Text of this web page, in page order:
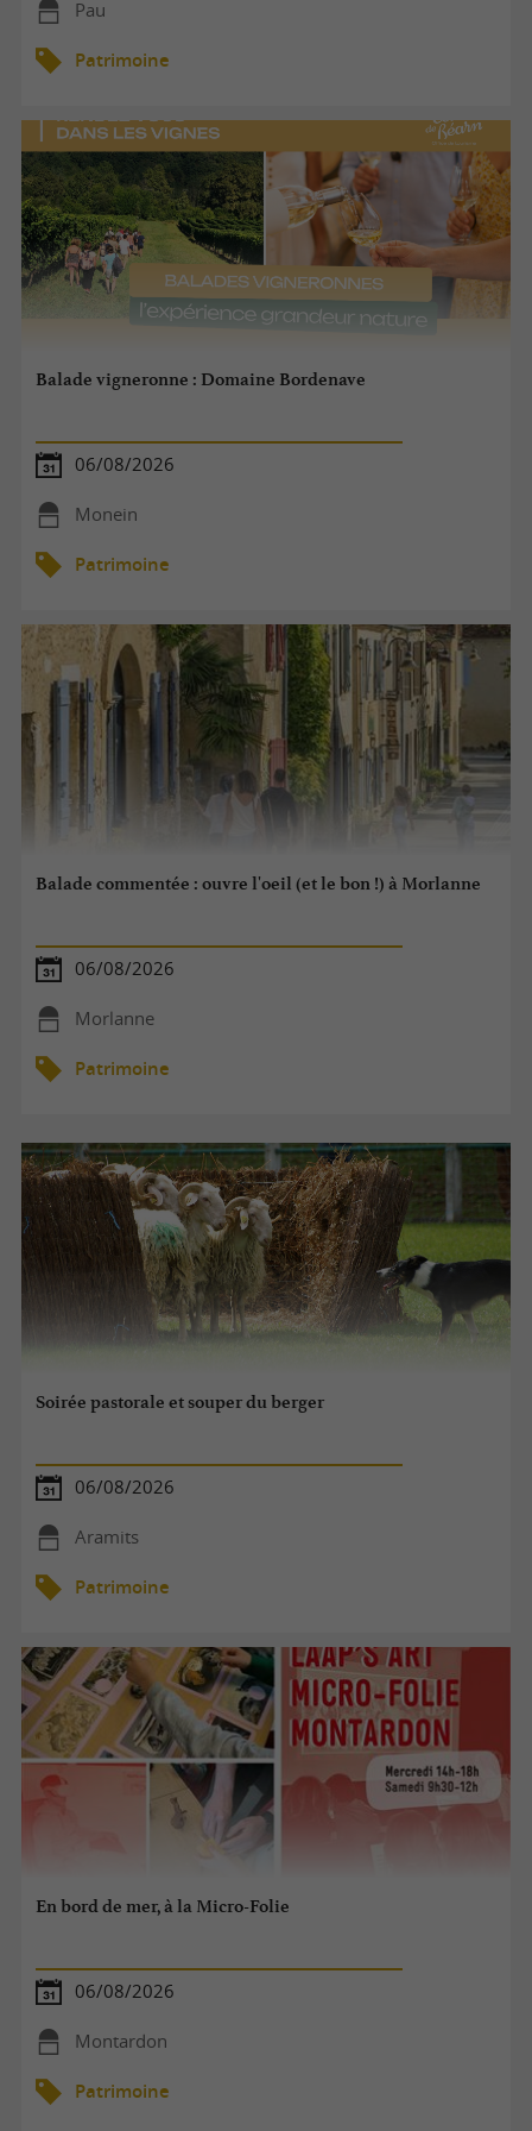
Pau
Patrimoine
Balade vigneronne : Domaine Bordenave
06/08/2026
Monein
Patrimoine
Balade commentée : ouvre l'oeil (et le bon !) à Morlanne
06/08/2026
Morlanne
Patrimoine
Soirée pastorale et souper du berger
06/08/2026
Aramits
Patrimoine
En bord de mer, à la Micro-Folie
06/08/2026
Montardon
Patrimoine